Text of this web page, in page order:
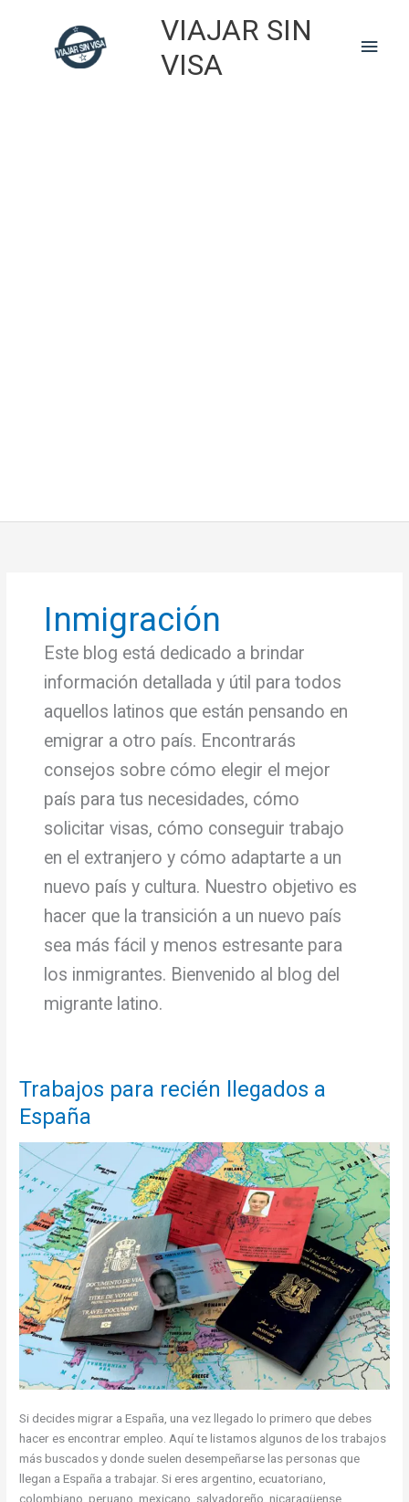
VIAJAR SIN
VISA
Main
Inmigración
Este blog está dedicado a brindar
información detallada y útil para todos
aquellos latinos que están pensando en
emigrar a otro país. Encontrarás
consejos sobre cómo elegir el mejor
país para tus necesidades, cómo
solicitar visas, cómo conseguir trabajo
en el extranjero y cómo adaptarte a un
nuevo país y cultura. Nuestro objetivo es
hacer que la transición a un nuevo país
sea más fácil y menos estresante para
los inmigrantes. Bienvenido al blog del
migrante latino.
Trabajos para recién llegados a
España
Si decides migrar a España, una vez llegado lo primero que debes
hacer es encontrar empleo. Aquí te listamos algunos de los trabajos
más buscados y donde suelen desempeñarse las personas que
llegan a España a trabajar. Si eres argentino, ecuatoriano,
colombiano, peruano, mexicano, salvadoreño, nicaragüense,